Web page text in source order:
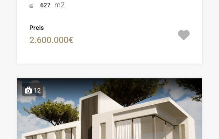
627 m2
Preis
2.600.000€
12